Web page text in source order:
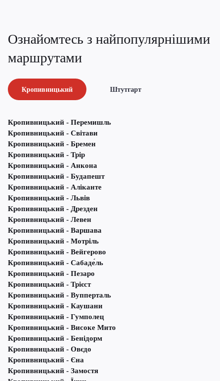
Ознайомтесь з найпопулярнішими
маршрутами
Кропивницький Штутгарт
Кропивницький - Перемишль
Кропивницький - Світави
Кропивницький - Бремен
Кропивницький - Трір
Кропивницький - Анкона
Кропивницький - Будапешт
Кропивницький - Аліканте
Кропивницький - Львів
Кропивницький - Дрезден
Кропивницький - Левен
Кропивницький - Варшава
Кропивницький - Мотріль
Кропивницький - Вейгерово
Кропивницький - Сабаде́ль
Кропивницький - Пезаро
Кропивницький - Трієст
Кропивницький - Вупперталь
Кропивницький - Каушани
Кропивницький - Гумполец
Кропивницький - Високе Мито
Кропивницький - Бенідорм
Кропивницький - Овєдо
Кропивницький - Єна
Кропивницький - Замостя